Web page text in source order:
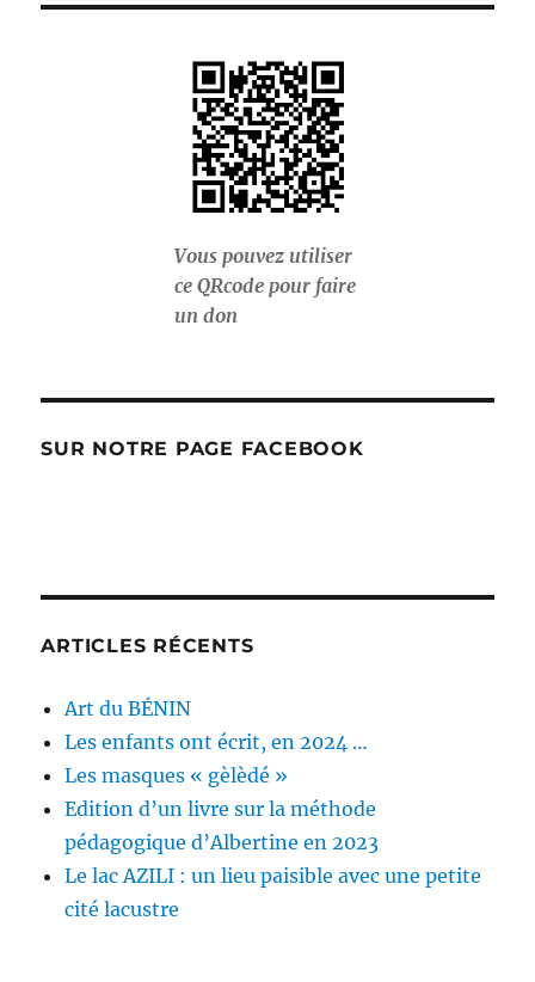
Vous pouvez utiliser
ce QRcode pour faire
un don
SUR NOTRE PAGE FACEBOOK
ARTICLES RÉCENTS
Art du BÉNIN
Les enfants ont écrit, en 2024 …
Les masques « gèlèdé »
Edition d’un livre sur la méthode
pédagogique d’Albertine en 2023
Le lac AZILI : un lieu paisible avec une petite
cité lacustre